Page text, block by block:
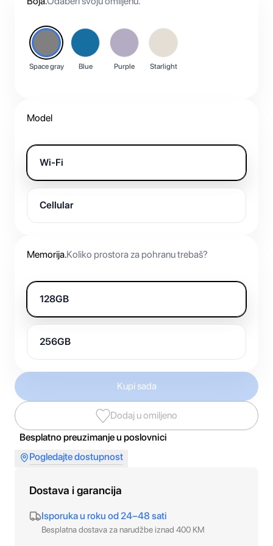
Space gray Blue Purple Starlight
Model
Wi-Fi
Cellular
Memorija.Koliko prostora za pohranu trebaš?
128GB
256GB
Kupi sada
Dodaj u omiljeno
Besplatno preuzimanje u poslovnici
Pogledajte dostupnost
Dostava i garancija
Isporuka u roku od 24–48 sati
Besplatna dostava za narudžbe iznad 400 KM